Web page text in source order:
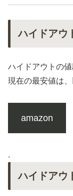
ハイドアウ
ハイドアウトの
現在の最安値は
amazon
.
ハイドアウ